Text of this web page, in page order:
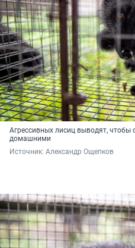
Агрессивных лисиц выводят, чтобы
домашними
Источник: Александр Ощепков